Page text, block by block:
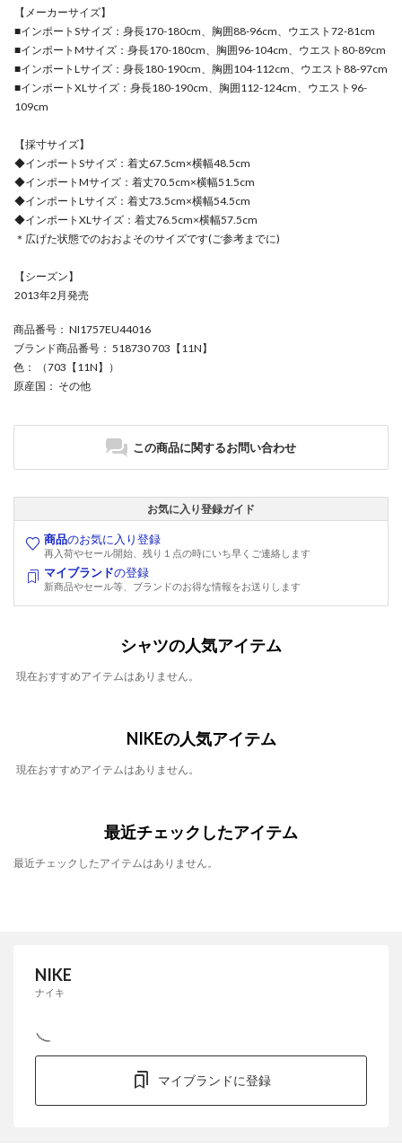
【メーカーサイズ】
■インポートSサイズ：身長170-180cm、胸囲88-96cm、ウエスト72-81cm
■インポートMサイズ：身長170-180cm、胸囲96-104cm、ウエスト80-89cm
■インポートLサイズ：身長180-190cm、胸囲104-112cm、ウエスト88-97cm
■インポートXLサイズ：身長180-190cm、胸囲112-124cm、ウエスト96-
109cm
【採寸サイズ】
◆インポートSサイズ：着丈67.5cm×横幅48.5cm
◆インポートMサイズ：着丈70.5cm×横幅51.5cm
◆インポートLサイズ：着丈73.5cm×横幅54.5cm
◆インポートXLサイズ：着丈76.5cm×横幅57.5cm
＊広げた状態でのおおよそのサイズです(ご参考までに)
【シーズン】
2013年2月発売
商品番号 ： NI1757EU44016
ブランド商品番号 ： 518730 703【11N】
色 ： （703【11N】）
原産国 ： その他
この商品に関するお問い合わせ
お気に入り登録ガイド
商品のお気に入り登録
再入荷やセール開始、残り１点の時にいち早くご連絡します
マイブランドの登録
新商品やセール等、ブランドのお得な情報をお送りします
シャツの人気アイテム
現在おすすめアイテムはありません。
NIKEの人気アイテム
現在おすすめアイテムはありません。
最近チェックしたアイテム
最近チェックしたアイテムはありません。
NIKE
ナイキ
マイブランドに登録